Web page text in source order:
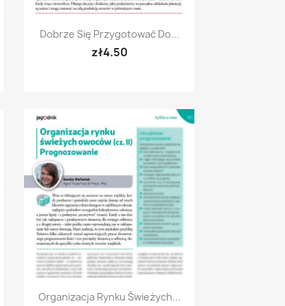
Quick view
Dobrze Się Przygotować Do...
zł4.50
Quick view
Organizacja Rynku Świeżych...